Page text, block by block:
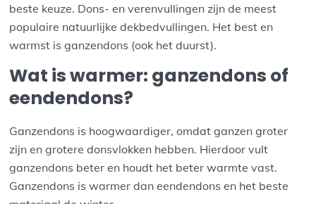
beste keuze. Dons- en verenvullingen zijn de meest
populaire natuurlijke dekbedvullingen. Het best en
warmst is ganzendons (ook het duurst).
Wat is warmer: ganzendons of
eendendons?
Ganzendons is hoogwaardiger, omdat ganzen groter
zijn en grotere donsvlokken hebben. Hierdoor vult
ganzendons beter en houdt het beter warmte vast.
Ganzendons is warmer dan eendendons en het beste